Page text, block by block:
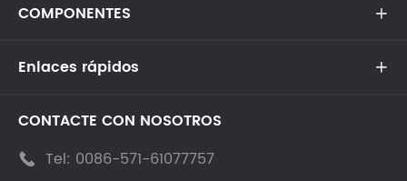
COMPONENTES 
Enlaces rápidos 
CONTACTE CON NOSOTROS
 Tel: 0086-571-61077757